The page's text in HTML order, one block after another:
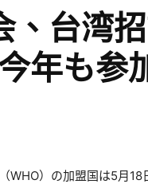
、台湾
年も参
WHO）の加盟国は5月